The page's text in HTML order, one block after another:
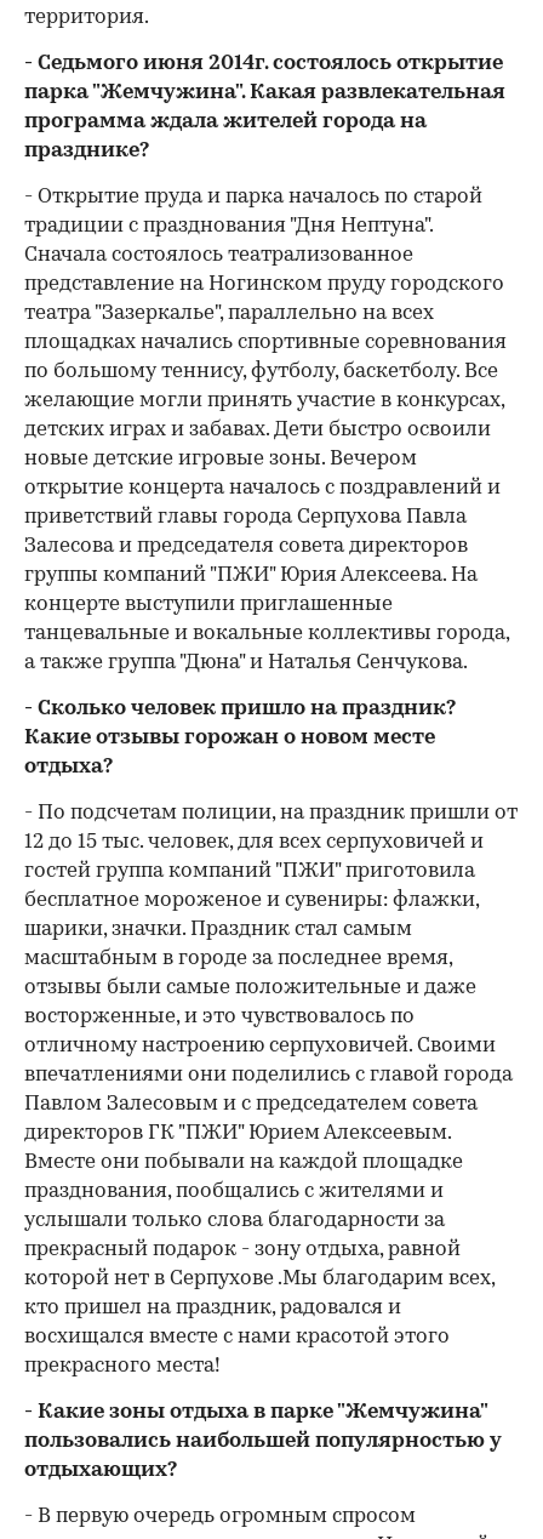
территория.
- Седьмого июня 2014г. состоялось открытие
парка "Жемчужина". Какая развлекательная
программа ждала жителей города на
празднике?
- Открытие пруда и парка началось по старой
традиции с празднования "Дня Нептуна".
Сначала состоялось театрализованное
представление на Ногинском пруду городского
театра "Зазеркалье", параллельно на всех
площадках начались спортивные соревнования
по большому теннису, футболу, баскетболу. Все
желающие могли принять участие в конкурсах,
детских играх и забавах. Дети быстро освоили
новые детские игровые зоны. Вечером
открытие концерта началось с поздравлений и
приветствий главы города Серпухова Павла
Залесова и председателя совета директоров
группы компаний "ПЖИ" Юрия Алексеева. На
концерте выступили приглашенные
танцевальные и вокальные коллективы города,
а также группа "Дюна" и Наталья Сенчукова.
- Сколько человек пришло на праздник?
Какие отзывы горожан о новом месте
отдыха?
- По подсчетам полиции, на праздник пришли от
12 до 15 тыс. человек, для всех серпуховичей и
гостей группа компаний "ПЖИ" приготовила
бесплатное мороженое и сувениры: флажки,
шарики, значки. Праздник стал самым
масштабным в городе за последнее время,
отзывы были самые положительные и даже
восторженные, и это чувствовалось по
отличному настроению серпуховичей. Своими
впечатлениями они поделились с главой города
Павлом Залесовым и с председателем совета
директоров ГК "ПЖИ" Юрием Алексеевым.
Вместе они побывали на каждой площадке
празднования, пообщались с жителями и
услышали только слова благодарности за
прекрасный подарок - зону отдыха, равной
которой нет в Серпухове .Мы благодарим всех,
кто пришел на праздник, радовался и
восхищался вместе с нами красотой этого
прекрасного места!
- Какие зоны отдыха в парке "Жемчужина"
пользовались наибольшей популярностью у
отдыхающих?
- В первую очередь огромным спросом